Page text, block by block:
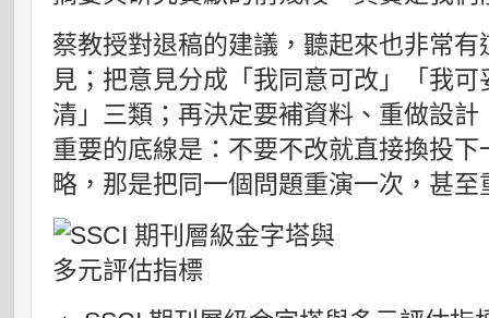
蔡教授對退稿的建議，聽起來也非常
見；把意見分成「我同意可改」「我
清」三類；再決定要補資料、重做設
重要的底線是：不要不改就直接換投
略，那是把同一個問題重演一次，甚至